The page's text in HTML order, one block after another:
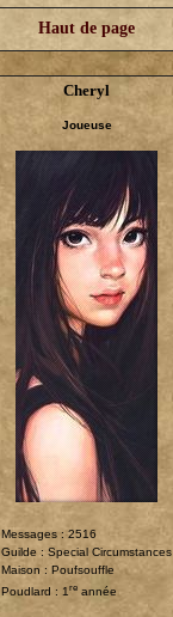
Haut de page
Cheryl
Joueuse
Messages : 2516
Guilde : Special Circumstances
Maison : Poufsouffle
Poudlard : 1re année